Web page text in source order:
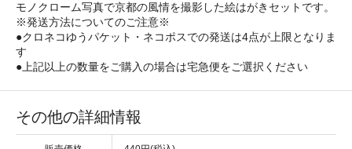
モノクローム写真で京都の風情を撮影した絵はがきセットです。
※発送方法についてのご注意※
●クロネコゆうパケット・ネコポスでの発送は4点が上限となりま
す
●上記以上の数量をご購入の場合は宅急便をご選択ください
その他の詳細情報